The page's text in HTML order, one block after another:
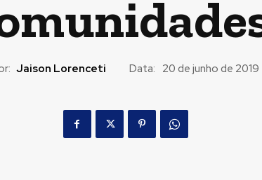
Jaison Lorenceti Data: 20 de junho de 2019